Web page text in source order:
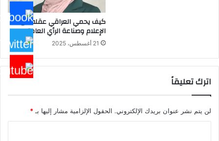
كيف يحمي العراقي عقله من
الإعلام وصناعة الرأي العام؟
21 أغسطس، 2025
اترك تعليقاً
لن يتم نشر عنوان بريدك الإلكتروني. الحقول الإلزامية مشار إليها بـ *